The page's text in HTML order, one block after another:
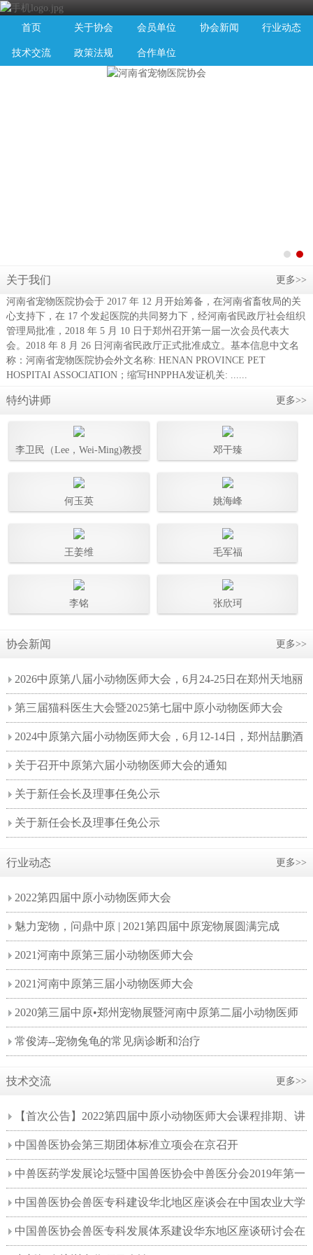
首页 关于协会 会员单位 协会新闻 行业动态
技术交流 政策法规 合作单位
关于我们 更多>>
河南省宠物医院协会于 2017 年 12 月开始筹备，在河南省畜牧局的关
心支持下，在 17 个发起医院的共同努力下，经河南省民政厅社会组织
管理局批准，2018 年 5 月 10 日于郑州召开第一届一次会员代表大
会。2018 年 8 月 26 日河南省民政厅正式批准成立。基本信息中文名
称：河南省宠物医院协会外文名称: HENAN PROVINCE PET
HOSPITAI ASSOCIATION；缩写HNPPHA发证机关: ......
特约讲师 更多>>
李卫民（Lee，Wei-Ming)教授 邓干臻
何玉英 姚海峰
王姜维 毛军福
李铭 张欣珂
协会新闻 更多>>
2026中原第八届小动物医师大会，6月24-25日在郑州天地丽
笙酒店如期举办！
第三届猫科医生大会暨2025第七届中原小动物医师大会
2024中原第六届小动物医师大会，6月12-14日，郑州喆鹏酒
店举办！
关于召开中原第六届小动物医师大会的通知
关于新任会长及理事任免公示
关于新任会长及理事任免公示
行业动态 更多>>
2022第四届中原小动物医师大会
魅力宠物，问鼎中原 | 2021第四届中原宠物展圆满完成
2021河南中原第三届小动物医师大会
2021河南中原第三届小动物医师大会
2020第三届中原•郑州宠物展暨河南中原第二届小动物医师
大会会后报告
常俊涛--宠物兔龟的常见病诊断和治疗
技术交流 更多>>
【首次公告】2022第四届中原小动物医师大会课程排期、讲
师阵容首次公告！
中国兽医协会第三期团体标准立项会在京召开
中兽医药学发展论坛暨中国兽医协会中兽医分会2019年第一
次工作会议在兰州召开
中国兽医协会兽医专科建设华北地区座谈会在中国农业大学
动物医学院召开
中国兽医协会兽医专科发展体系建设华东地区座谈研讨会在